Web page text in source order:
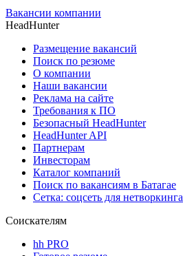
Вакансии компании
HeadHunter
Размещение вакансий
Поиск по резюме
О компании
Наши вакансии
Реклама на сайте
Требования к ПО
Безопасный HeadHunter
HeadHunter API
Партнерам
Инвесторам
Каталог компаний
Поиск по вакансиям в Батагае
Сетка: соцсеть для нетворкинга
Соискателям
hh PRO